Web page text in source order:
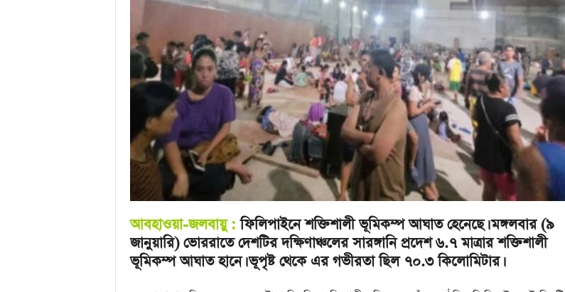
আবহাওয়া-জলবায়ু : ফিলিপাইনে শক্তিশালী ভূমিকম্প আঘাত হেনেছে। মঙ্গলবার (৯
জানুয়ারি) ভোররাতে দেশটির দক্ষিণাঞ্চলের সারঙ্গানি প্রদেশ ৬.৭ মাত্রার শক্তিশালী
ভূমিকম্প আঘাত হানে। ভূপৃষ্ট থেকে এর গভীরতা ছিল ৭০.৩ কিলোমিটার।